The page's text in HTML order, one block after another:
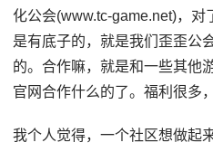
化公会(www.tc-game.net)，
是有底子的，就是我们歪歪公
的。合作嘛，就是和一些其他
官网合作什么的了。福利很多
我个人觉得，一个社区想做起